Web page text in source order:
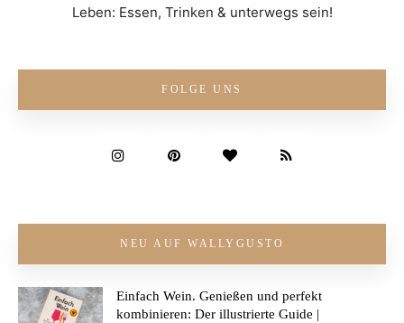
Leben: Essen, Trinken & unterwegs sein!
FOLGE UNS
NEU AUF WALLYGUSTO
Einfach Wein. Genießen und perfekt
kombinieren: Der illustrierte Guide |